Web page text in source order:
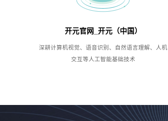
开元官网_开元（中国）
深耕计算机视觉、语音识别、自然语言理解、人机
交互等人工智能基础技术